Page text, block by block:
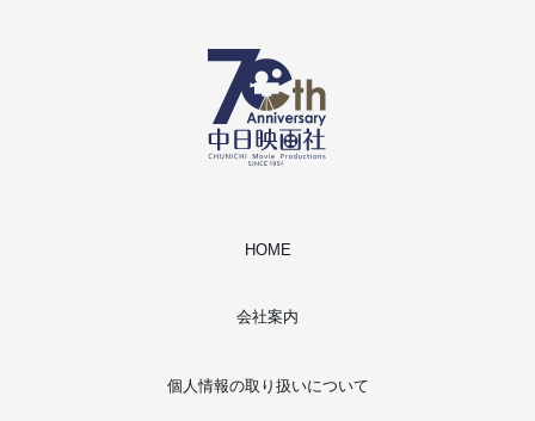
HOME
会社案内
個人情報の取り扱いについて